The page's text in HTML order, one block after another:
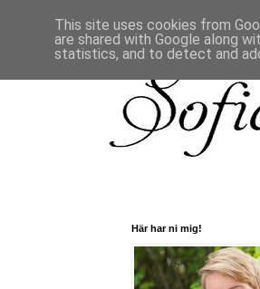
Här har ni mig!
This site uses cookies from
are shared with Google along
statistics, and to detect and